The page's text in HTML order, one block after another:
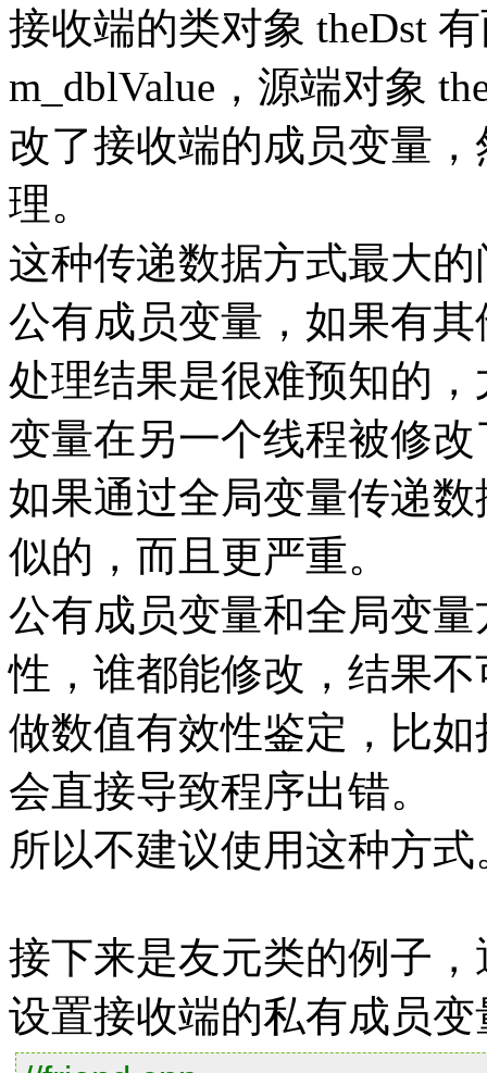
接收端的类对象 theDst
m_dblValue，源端对象
改了接收端的成员变量
理。
这种传递数据方式最大
公有成员变量，如果有
处理结果是很难预知的
变量在另一个线程被修
如果通过全局变量传递
似的，而且更严重。
公有成员变量和全局变
性，谁都能修改，结果
做数值有效性鉴定，比如
会直接导致程序出错。
所以不建议使用这种方式
接下来是友元类的例子
设置接收端的私有成员